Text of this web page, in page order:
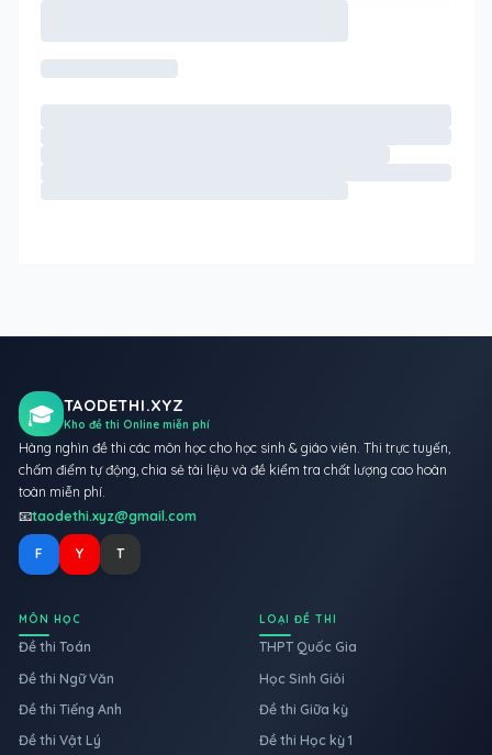
🎓 TAODETHI.XYZ
Kho đề thi Online miễn phí
Hàng nghìn đề thi các môn học cho học sinh & giáo viên. Thi trực tuyến,
chấm điểm tự động, chia sẻ tài liệu và đề kiểm tra chất lượng cao hoàn
toàn miễn phí.
📧taodethi.xyz@gmail.com
F Y T
MÔN HỌC
Đề thi Toán
Đề thi Ngữ Văn
Đề thi Tiếng Anh
Đề thi Vật Lý
LOẠI ĐỀ THI
THPT Quốc Gia
Học Sinh Giỏi
Đề thi Giữa kỳ
Đề thi Học kỳ 1